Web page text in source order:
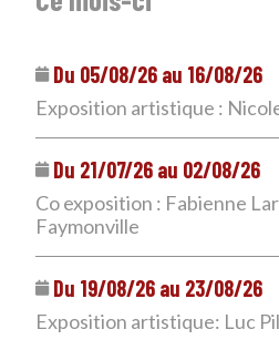
Du 05/08/26 au 16/08/26
Exposition artistique :
Du 21/07/26 au 02/08/26
Co exposition : Fabienne
Faymonville
Du 19/08/26 au 23/08/26
Exposition artistique: Luc